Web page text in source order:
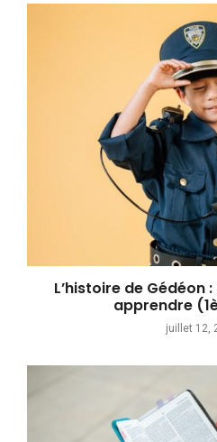
L’histoire de Gédéon
apprendre
juillet 12,